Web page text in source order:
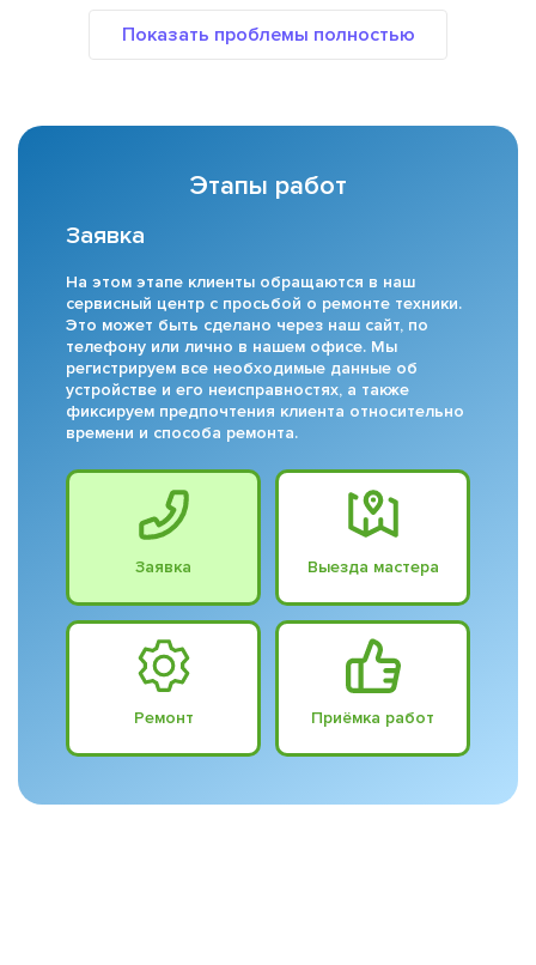
Этапы работ
Заявка
На этом этапе клиенты обращаются в наш
сервисный центр с просьбой о ремонте техники.
Это может быть сделано через наш сайт, по
телефону или лично в нашем офисе. Мы
регистрируем все необходимые данные об
устройстве и его неисправностях, а также
фиксируем предпочтения клиента относительно
времени и способа ремонта.
Заявка Выезда мастера
Ремонт Приёмка работ